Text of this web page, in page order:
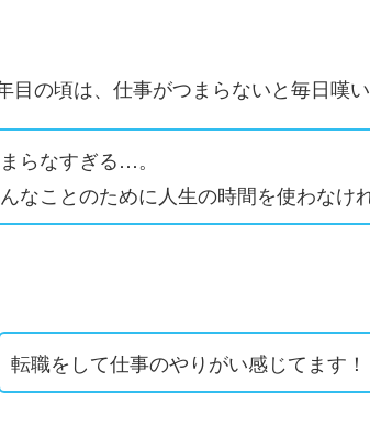
目の頃は、仕事がつまらないと毎日嘆
らなすぎる…。
なことのために人生の時間を使わなけ
転職をして仕事のやりがい感じてます！